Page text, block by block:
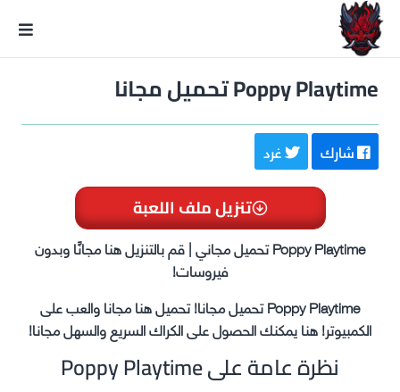
Poppy Playtime تحميل مجانا
شارك غرد
تنزيل ملف اللعبة
Poppy Playtime تحميل مجاني | قم بالتنزيل هنا مجانًا وبدون
فيروسات!
Poppy Playtime تحميل مجانا! تحميل هنا مجانا والعب على
الكمبيوتر! هنا يمكنك الحصول على الكراك السريع والسهل مجانا!
نظرة عامة على Poppy Playtime